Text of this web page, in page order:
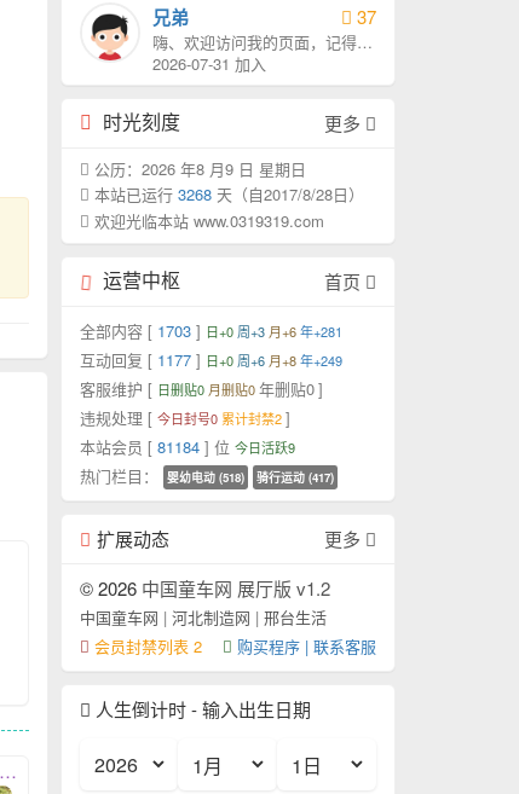
兄弟 37
嗨、欢迎访问我的页面，记得给
我发消息哦。
2026-07-31 加入
时光刻度 更多
公历：2026 年8 月9 日 星期日
本站已运行 3268 天（自2017/8/28日）
欢迎光临本站 www.0319319.com
运营中枢 首页
全部内容 [ 1703] 日+0 周+3 月+6 年+281
互动回复 [ 1177] 日+0 周+6 月+8 年+249
客服维护 [ 日删贴0 月删贴0 年删贴0]
违规处理 [ 今日封号0 累计封禁2]
本站会员 [ 81184] 位 今日活跃9
热门栏目： 婴幼电动 (518) 骑行运动 (417)
扩展动态
更多
© 2026 中国童车网 展厅版 v1.2
中国童车网 | 河北制造网 | 邢台生活
会员封禁列表 2
购买程序 | 联系客服
人生倒计时 - 输入出生日期